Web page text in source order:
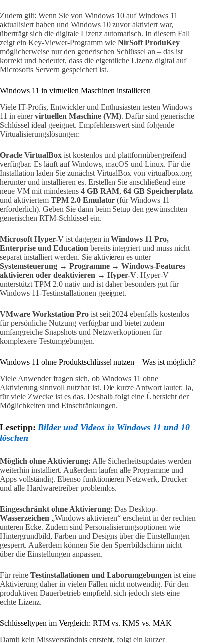
Zudem gilt: Wenn Sie von Windows 10 auf Windows 11
aktualisiert haben und Windows 10 zuvor aktiviert war,
überträgt sich die digitale Lizenz automatisch. In diesem Fall
zeigt ein Key-Viewer-Programm wie NirSoft ProduKey
möglicherweise nur den generischen Schlüssel an – das ist
korrekt und bedeutet, dass die eigentliche Lizenz digital auf
Microsofts Servern gespeichert ist.
Windows 11 in virtuellen Maschinen installieren
Viele IT-Profis, Entwickler und Enthusiasten testen Windows
11 in einervirtuellen Maschine (VM). Dafür sind generische
Schlüssel ideal geeignet. Empfehlenswert sind folgende
Virtualisierungslösungen:
Oracle VirtualBox ist kostenlos und plattformübergreifend
verfügbar. Es läuft auf Windows, macOS und Linux. Für die
Installation laden Sie zunächst VirtualBox von virtualbox.org
herunter und installieren es. Erstellen Sie anschließend eine
neue VM mit mindestens 4 GB RAM, 64 GB Speicherplatz
und aktiviertem TPM 2.0 Emulator (für Windows 11
erforderlich). Geben Sie dann beim Setup den gewünschten
generischen RTM-Schlüssel ein.
Microsoft Hyper-V ist dagegen in Windows 11 Pro,
Enterprise und Education bereits integriert und muss nicht
separat installiert werden. Sie aktivieren es unter
Systemsteuerung → Programme → Windows-Features
aktivieren oder deaktivieren → Hyper-V. Hyper-V
unterstützt TPM 2.0 nativ und ist daher besonders gut für
Windows 11-Testinstallationen geeignet.
VMware Workstation Pro ist seit 2024 ebenfalls kostenlos
für persönliche Nutzung verfügbar und bietet zudem
umfangreiche Snapshots und Netzwerkoptionen für
komplexere Testumgebungen.
Windows 11 ohne Produktschlüssel nutzen – Was ist möglich?
Viele Anwender fragen sich, ob Windows 11 ohne
Aktivierung sinnvoll nutzbar ist. Die kurze Antwort lautet: Ja,
für viele Zwecke ist es das. Deshalb folgt eine Übersicht der
Möglichkeiten und Einschränkungen.
Lesetipp: Bilder und Videos in Windows 11 und 10
löschen
Möglich ohne Aktivierung: Alle Sicherheitsupdates werden
weiterhin installiert. Außerdem laufen alle Programme und
Apps vollständig. Ebenso funktionieren Netzwerk, Drucker
und alle Hardwaretreiber problemlos.
Eingeschränkt ohne Aktivierung: Das Desktop-
Wasserzeichen „Windows aktivieren“ erscheint in der rechten
unteren Ecke. Zudem sind Personalisierungsoptionen wie
Hintergrundbild, Farben und Designs über die Einstellungen
gesperrt. Außerdem können Sie den Sperrbildschirm nicht
über die Einstellungen anpassen.
Für reine Testinstallationen und Laborumgebungen ist eine
Aktivierung daher in vielen Fällen nicht notwendig. Für den
produktiven Dauerbetrieb empfiehlt sich jedoch stets eine
echte Lizenz.
Schlüsseltypen im Vergleich: RTM vs. KMS vs. MAK
Damit kein Missverständnis entsteht, folgt ein kurzer